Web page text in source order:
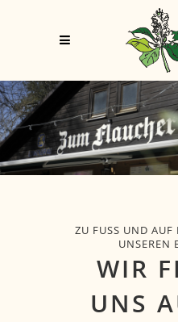
ZU FUSS UND AUF
NSEREN
WIR
UNS